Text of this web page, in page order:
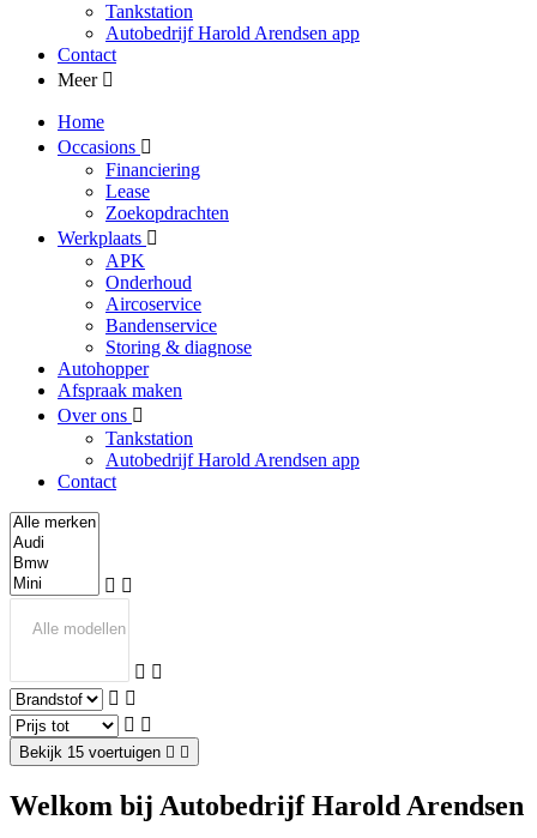
Tankstation
Autobedrijf Harold Arendsen app
Contact
Meer
Home
Occasions
Financiering
Lease
Zoekopdrachten
Werkplaats
APK
Onderhoud
Aircoservice
Bandenservice
Storing & diagnose
Autohopper
Afspraak maken
Over ons
Tankstation
Autobedrijf Harold Arendsen app
Contact
Bekijk 15 voertuigen
Welkom bij Autobedrijf Harold Arendsen